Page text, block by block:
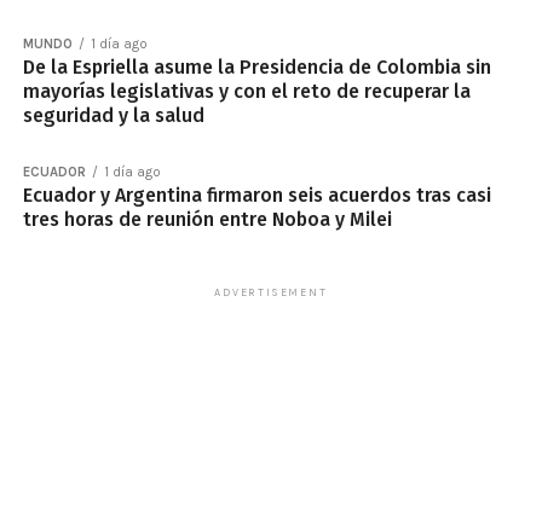
MUNDO 1 día ago
De la Espriella asume la Presidencia de Colombia sin
mayorías legislativas y con el reto de recuperar la
seguridad y la salud
ECUADOR 1 día ago
Ecuador y Argentina firmaron seis acuerdos tras casi
tres horas de reunión entre Noboa y Milei
ADVERTISEMENT